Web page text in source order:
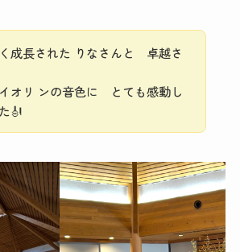
成長された りなさんと 卓越さ
オリ ンの音色に とても感動し
🎻